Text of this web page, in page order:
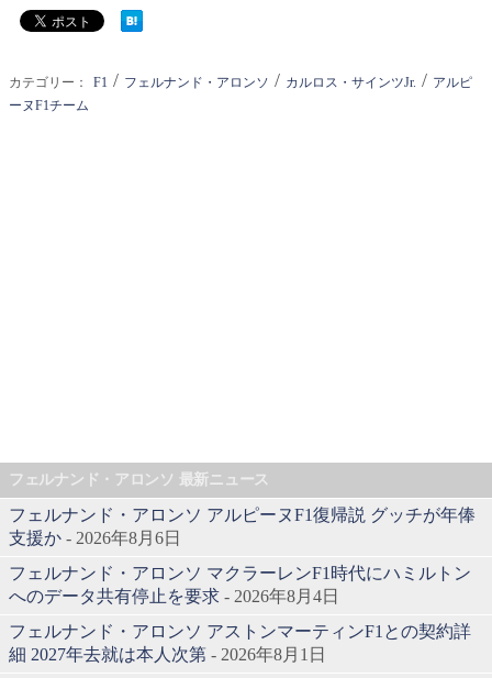
カテゴリー： F1 / フェルナンド・アロンソ / カルロス・サインツJr. / アルピ
ーヌF1チーム
フェルナンド・アロンソ 最新ニュース
フェルナンド・アロンソ アルピーヌF1復帰説 グッチが年俸
支援か - 2026年8月6日
フェルナンド・アロンソ マクラーレンF1時代にハミルトン
へのデータ共有停止を要求 - 2026年8月4日
フェルナンド・アロンソ アストンマーティンF1との契約詳
細 2027年去就は本人次第 - 2026年8月1日